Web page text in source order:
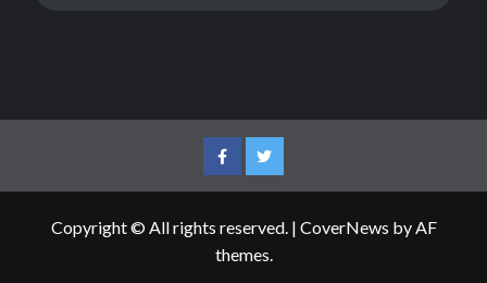
FacebookTwitter
Copyright © All rights reserved. | CoverNews by AF
themes.